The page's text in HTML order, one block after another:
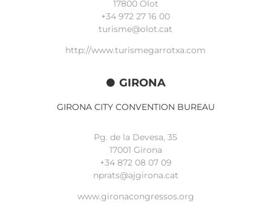
17800 Olot
+34 972 27 16 00
turisme@olot.cat
http://www.turismegarrotxa.com
GIRONA
GIRONA CITY CONVENTION BUREAU
Pg. de la Devesa, 35
17001 Girona
+34 872 08 07 09
nprats@ajgirona.cat
www.gironacongressos.org